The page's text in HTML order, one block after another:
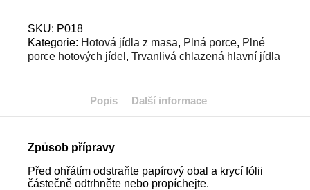
SKU: P018
Kategorie: Hotová jídla z masa, Plná porce, Plné
porce hotových jídel , Trvanlivá chlazená hlavní jídla
Popis Další informace
Způsob přípravy
Před ohřátím odstraňte papírový obal a krycí fólii
částečně odtrhněte nebo propíchejte.